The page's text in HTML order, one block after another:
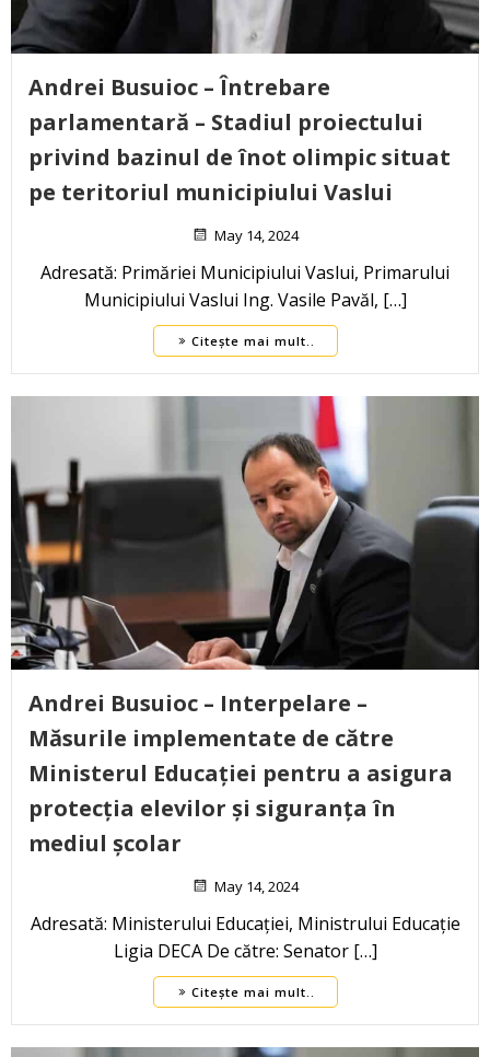
Andrei Busuioc – Întrebare
parlamentară – Stadiul proiectului
privind bazinul de înot olimpic situat
pe teritoriul municipiului Vaslui
May 14, 2024
Adresată: Primăriei Municipiului Vaslui, Primarului
Municipiului Vaslui Ing. Vasile Pavăl, […]
Citește mai mult..
Andrei Busuioc – Interpelare –
Măsurile implementate de către
Ministerul Educației pentru a asigura
protecția elevilor și siguranța în
mediul școlar
May 14, 2024
Adresată: Ministerului Educației, Ministrului Educație
Ligia DECA De către: Senator […]
Citește mai mult..